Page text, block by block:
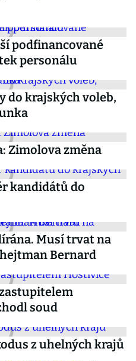
podfinancované
personálu
do krajských voleb,
Zimolova změna
kandidátů do
Musí trvat na
Bernard
soud
z uhelných krajů